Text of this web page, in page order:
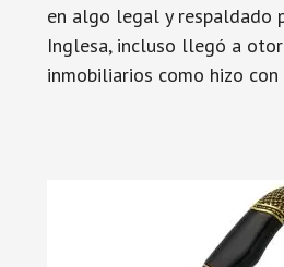
en algo legal y respaldado
Inglesa, incluso llegó a
inmobiliarios como hizo con